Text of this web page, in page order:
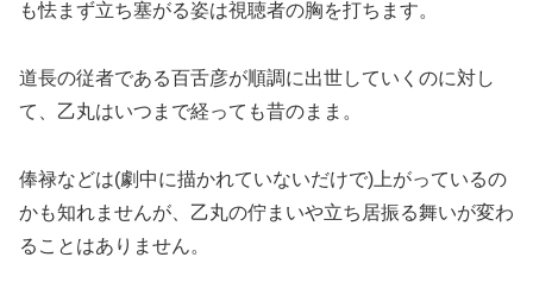
も怯まず立ち塞がる姿は視聴者の胸を打ちます。
道長の従者である百舌彦が順調に出世していくのに対し
て、乙丸はいつまで経っても昔のまま。
俸禄などは(劇中に描かれていないだけで)上がっているの
かも知れませんが、乙丸の佇まいや立ち居振る舞いが変わ
ることはありません。